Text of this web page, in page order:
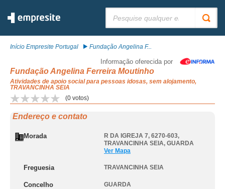
Início Empresite Portugal Fundação Angelina F...
Informação oferecida por
Fundação Angelina Ferreira Moutinho
Atividades de apoio social para pessoas idosas, sem alojamento,
TRAVANCINHA SEIA
(0 votos)
Endereço e contato
Morada R DA IGREJA 7, 6270-603,
TRAVANCINHA SEIA, GUARDA
Ver Mapa
Freguesia TRAVANCINHA SEIA
Concelho GUARDA